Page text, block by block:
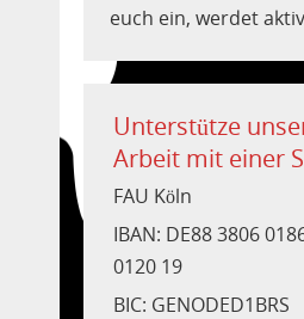
euch ein, werdet
Unterstütze
Arbeit mit einer
FAU Köln
IBAN: DE88 3806
0120 19
BIC: GENODED1BRS